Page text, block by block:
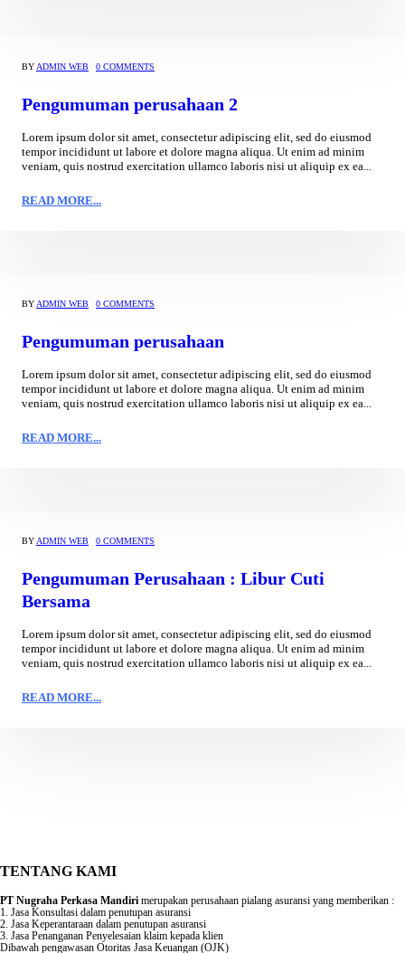
BY ADMIN WEB 0 COMMENTS
Pengumuman perusahaan 2
Lorem ipsum dolor sit amet, consectetur adipiscing elit, sed do eiusmod
tempor incididunt ut labore et dolore magna aliqua. Ut enim ad minim
veniam, quis nostrud exercitation ullamco laboris nisi ut aliquip ex ea...
READ MORE...
BY ADMIN WEB 0 COMMENTS
Pengumuman perusahaan
Lorem ipsum dolor sit amet, consectetur adipiscing elit, sed do eiusmod
tempor incididunt ut labore et dolore magna aliqua. Ut enim ad minim
veniam, quis nostrud exercitation ullamco laboris nisi ut aliquip ex ea...
READ MORE...
BY ADMIN WEB 0 COMMENTS
Pengumuman Perusahaan : Libur Cuti
Bersama
Lorem ipsum dolor sit amet, consectetur adipiscing elit, sed do eiusmod
tempor incididunt ut labore et dolore magna aliqua. Ut enim ad minim
veniam, quis nostrud exercitation ullamco laboris nisi ut aliquip ex ea...
READ MORE...
TENTANG KAMI
PT Nugraha Perkasa Mandiri merupakan perusahaan pialang asuransi yang memberikan :
1. Jasa Konsultasi dalam penutupan asuransi
2. Jasa Keperantaraan dalam penutupan asuransi
3. Jasa Penanganan Penyelesaian klaim kepada klien
Dibawah pengawasan Otoritas Jasa Keuangan (OJK)